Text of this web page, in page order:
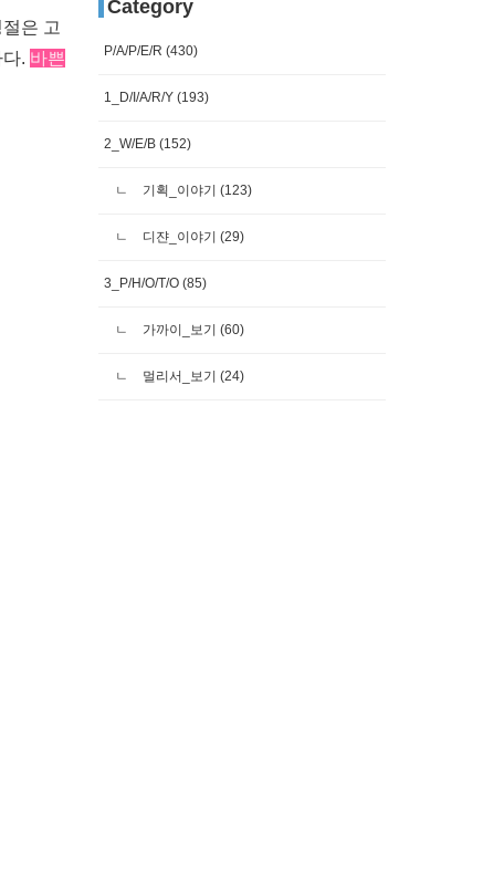
은 고
. 바쁜
Category
P/A/P/E/R (430)
1_D/I/A/R/Y (193)
2_W/E/B (152)
기획_이야기 (123)
디쟌_이야기 (29)
3_P/H/O/T/O (85)
가까이_보기 (60)
멀리서_보기 (24)